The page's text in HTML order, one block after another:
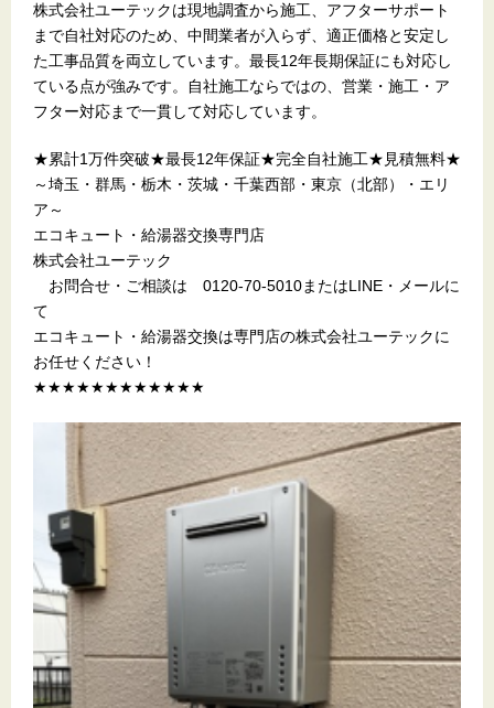
株式会社ユーテックは現地調査から施工、アフターサポート
まで自社対応のため、中間業者が入らず、適正価格と安定し
た工事品質を両立しています。最長12年長期保証にも対応し
ている点が強みです。自社施工ならではの、営業・施工・ア
フター対応まで一貫して対応しています。
★累計1万件突破★最長12年保証★完全自社施工★見積無料★
～埼玉・群馬・栃木・茨城・千葉西部・東京（北部）・エリ
ア～
エコキュート・給湯器交換専門店
株式会社ユーテック
お問合せ・ご相談は 0120-70-5010またはLINE・メールに
て
エコキュート・給湯器交換は専門店の株式会社ユーテックに
お任せください！
★★★★★★★★★★★★